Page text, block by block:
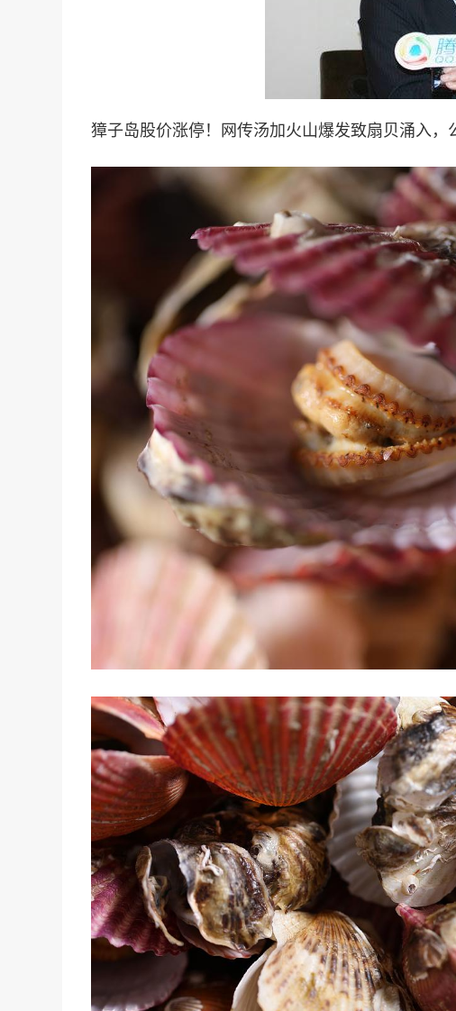
獐子岛股价涨停！网传汤加火山爆发致扇贝涌入，